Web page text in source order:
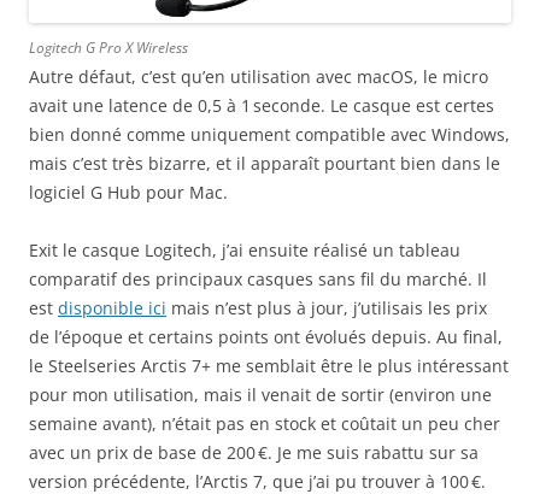
Logitech G Pro X Wireless
Autre défaut, c’est qu’en utilisation avec macOS, le micro
avait une latence de 0,5 à 1 seconde. Le casque est certes
bien donné comme uniquement compatible avec Windows,
mais c’est très bizarre, et il apparaît pourtant bien dans le
logiciel G Hub pour Mac.
Exit le casque Logitech, j’ai ensuite réalisé un tableau
comparatif des principaux casques sans fil du marché. Il
est disponible ici mais n’est plus à jour, j’utilisais les prix
de l’époque et certains points ont évolués depuis. Au final,
le Steelseries Arctis 7+ me semblait être le plus intéressant
pour mon utilisation, mais il venait de sortir (environ une
semaine avant), n’était pas en stock et coûtait un peu cher
avec un prix de base de 200 €. Je me suis rabattu sur sa
version précédente, l’Arctis 7, que j’ai pu trouver à 100 €.